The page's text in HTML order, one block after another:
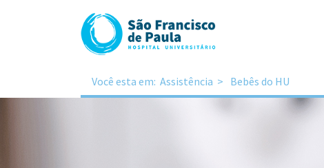
Você esta em: Assistência Bebês do HU